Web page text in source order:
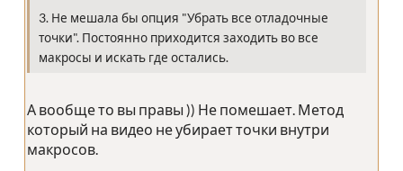
3. Не мешала бы опция "Убрать все отладочные
точки". Постоянно приходится заходить во все
макросы и искать где остались.
А вообще то вы правы )) Не помешает. Метод
который на видео не убирает точки внутри
макросов.